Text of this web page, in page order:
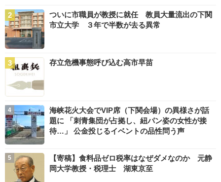
ついに市職員が教授に就任 教員大量流出の下関
市立大学 ３年で半数が去る異常
存立危機事態呼び込む高市早苗
海峡花火大会でVIP席（下関会場）の異様さが話
題に 「刺青集団が占拠し、紐パン姿の女性が接
待…」 公金投じるイベントの品性問う声
【寄稿】食料品ゼロ税率はなぜダメなのか 元静
岡大学教授・税理士 湖東京至